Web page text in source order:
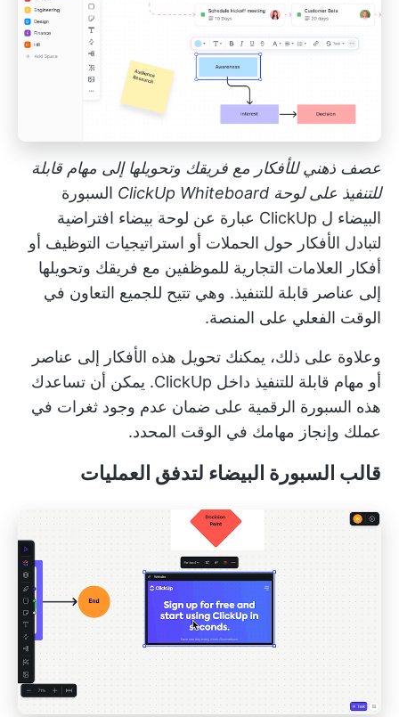
عصف ذهني للأفكار مع فريقك وتحويلها إلى مهام قابلة
للتنفيذ على لوحة ClickUp Whiteboard
السبورة
البيضاء ل ClickUp
عبارة عن لوحة بيضاء افتراضية
لتبادل الأفكار حول الحملات أو استراتيجيات التوظيف أو
أفكار العلامات التجارية للموظفين مع فريقك وتحويلها
إلى عناصر قابلة للتنفيذ. وهي تتيح للجميع التعاون في
الوقت الفعلي على المنصة.
وعلاوة على ذلك، يمكنك تحويل هذه الأفكار إلى عناصر
أو مهام قابلة للتنفيذ داخل ClickUp. يمكن أن تساعدك
هذه السبورة الرقمية على ضمان عدم وجود ثغرات في
عملك وإنجاز مهامك في الوقت المحدد.
قالب السبورة البيضاء لتدفق العمليات